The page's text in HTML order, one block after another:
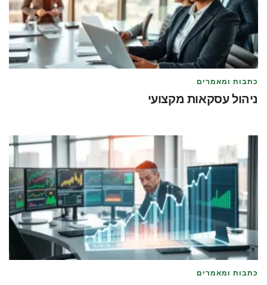
כתבות ומאמרים
ניהול עסקאות מקצועי
כתבות ומאמרים